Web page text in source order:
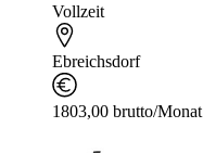
Vollzeit
Ebreichsdorf
1803,00 brutto/Monat